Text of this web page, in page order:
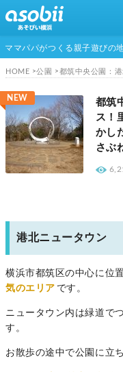
ママパパがつくる親子遊びの
HOME 公園
NEW
都筑
ス！
かし
さぶ
港北ニュータウン
横浜市都筑区の中心に位
気のエリア です。
ニュータウン内は緑道で
す。
お散歩の途中で公園に立